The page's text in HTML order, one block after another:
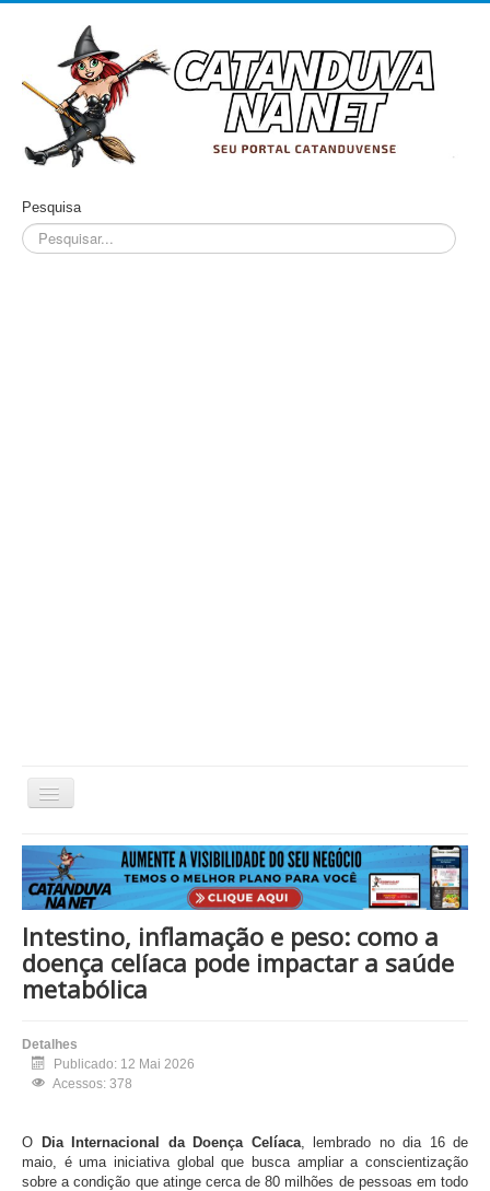
Pesquisa
Alternar
Home Cidade Cultura Economia Educação
Esportes Eventos Filmes em Cartaz Região
Política Saúde Tecnologia Cinema / Série / TV
Nacional / Mundo Vida / Estilo Artigo / Coluna
Intestino, inflamação e peso: como a
doença celíaca pode impactar a saúde
metabólica
Detalhes
Publicado: 12 Mai 2026
Acessos: 378
O Dia Internacional da Doença Celíaca, lembrado no dia 16 de
maio, é uma iniciativa global que busca ampliar a conscientização
sobre a condição que atinge cerca de 80 milhões de pessoas em todo